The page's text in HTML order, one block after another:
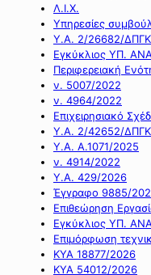
Λ.Ι.Χ.
Υπηρεσίες
Υ.Α. 2/26682/
Εγκύκλιος ΥΠ.
Περιφερειακή
ν. 5007/2022
ν. 4964/2022
Επιχειρησιακό
Υ.Α. 2/42652/
Υ.Α. Α.1071/2025
ν. 4914/2022
Υ.Α. 429/2026
Έγγραφο 9885/
Επιθεώρηση
Εγκύκλιος ΥΠ.
Επιμόρφωση
ΚΥΑ 18877/2026
ΚΥΑ 54012/2026